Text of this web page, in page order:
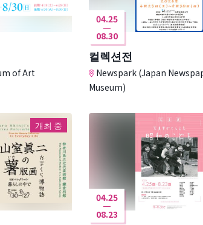
of Art
04.25
08.30
컬렉션전
Newspark (Japan
Museum)
개최 중
04.25
08.23